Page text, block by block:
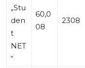
„Stu
den
t
NET
“
60,0
08
2308